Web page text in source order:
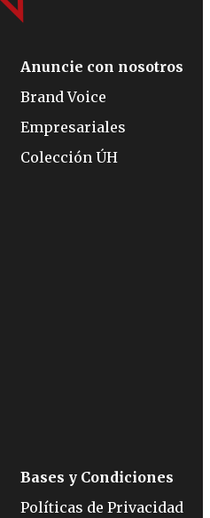
Anuncie con nosotros
Brand Voice
Empresariales
Colección ÚH
Bases y Condiciones
Políticas de Privacidad